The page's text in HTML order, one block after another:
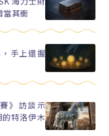
當其衝
手上還握
》訪談示
特洛伊木